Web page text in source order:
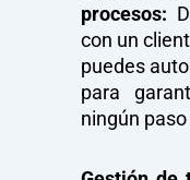
procesos:
con un
puedes
para
ningún